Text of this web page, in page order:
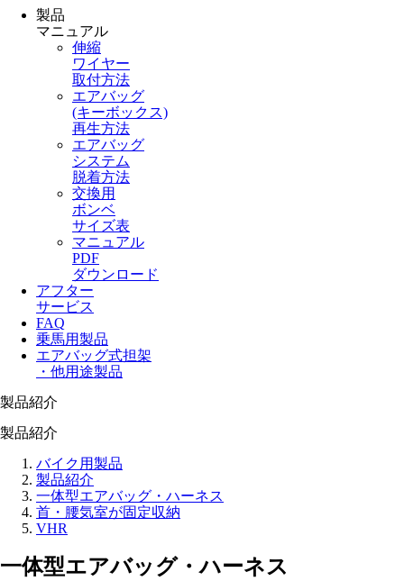
製品
マニュアル
伸縮
ワイヤー
取付方法
エアバッグ
(キーボックス)
再生方法
エアバッグ
システム
脱着方法
交換用
ボンベ
サイズ表
マニュアル
PDF
ダウンロード
アフター
サービス
FAQ
乗馬用製品
エアバッグ式担架
・他用途製品
製品紹介
製品紹介
バイク用製品
製品紹介
一体型エアバッグ・ハーネス
首・腰気室が固定収納
VHR
一体型エアバッグ・ハーネス